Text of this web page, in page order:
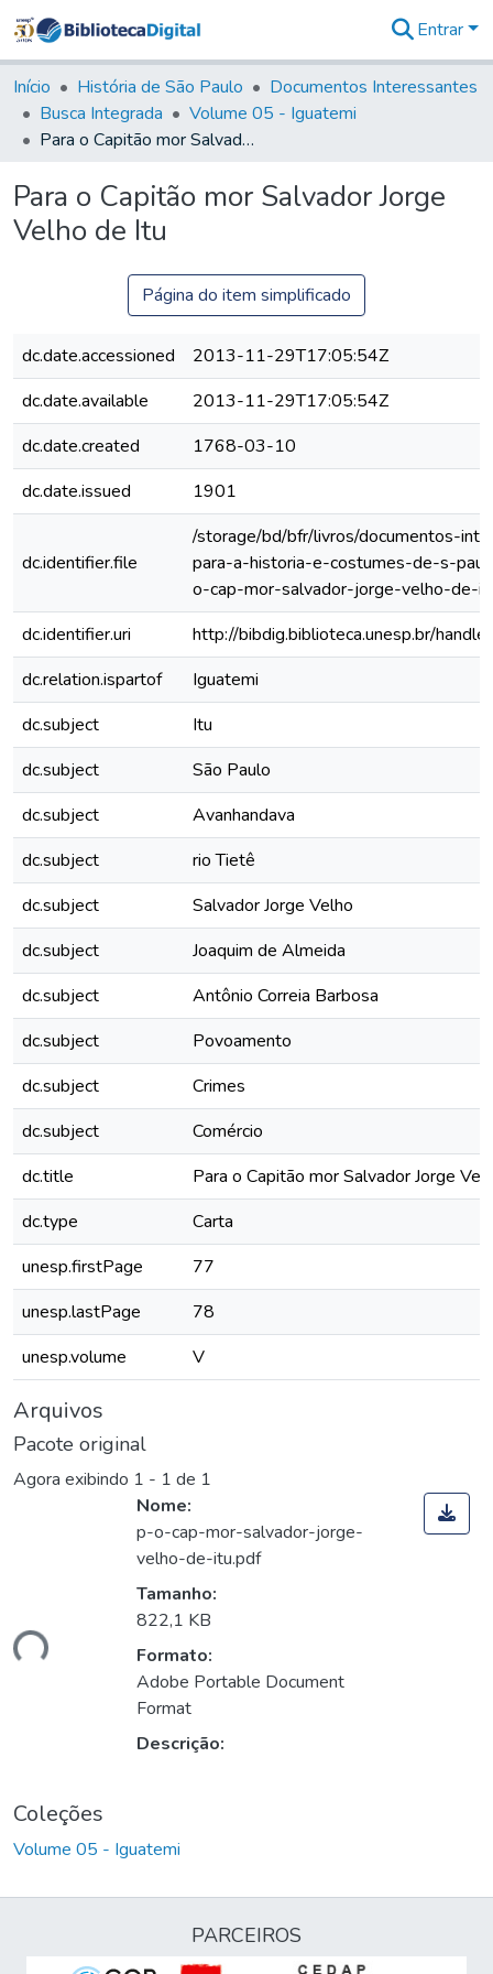
&
Coleções
Tudo na
Biblioteca
Estatísticas
Entrar
Início História de São Paulo
Documentos Interessantes
Busca Integrada
Volume 05 - Iguatemi
Para o Capitão mor Salvador Jorge Velho de Itu
Para o Capitão mor Salvador Jorge
Velho de Itu
Página do item simplificado
dc.date.accessioned
2013-11-29T17:05:54Z
dc.date.available
2013-11-29T17:05:54Z
dc.date.created
1768-03-10
dc.date.issued
1901
dc.identifier.file
/storage/bd/bfr/livros/documentos-
para-a-historia-e-costumes-de-s-
o-cap-mor-salvador-jorge-velho-de-
dc.identifier.uri
http://bibdig.biblioteca.unesp.br/
dc.relation.ispartof
Iguatemi
dc.subject
Itu
dc.subject
São Paulo
dc.subject
Avanhandava
dc.subject
rio Tietê
dc.subject
Salvador Jorge Velho
dc.subject
Joaquim de Almeida
dc.subject
Antônio Correia Barbosa
dc.subject
Povoamento
dc.subject
Crimes
dc.subject
Comércio
dc.title
Para o Capitão mor Salvador Jorge
dc.type
Carta
unesp.firstPage
77
unesp.lastPage
78
unesp.volume
V
Arquivos
Pacote original
Agora exibindo 1 - 1 de 1
Nome:
p-o-cap-mor-salvador-jorge-
velho-de-itu.pdf
Tamanho:
822,1 KB
Formato:
Adobe Portable Document
Format
Descrição:
Coleções
Volume 05 - Iguatemi
PARCEIROS